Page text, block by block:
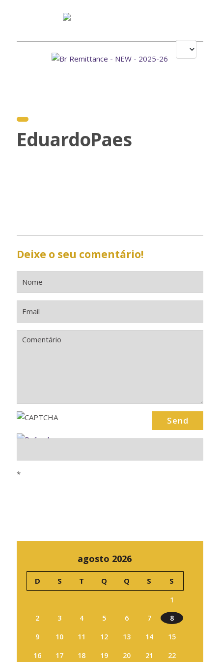
EduardoPaes
Deixe o seu comentário!
*
agosto 2026
D S T Q Q S S
1
2
3 4 5 6 7
8
9
10 11 12 13 14
15
16
17 18 19 20 21
22